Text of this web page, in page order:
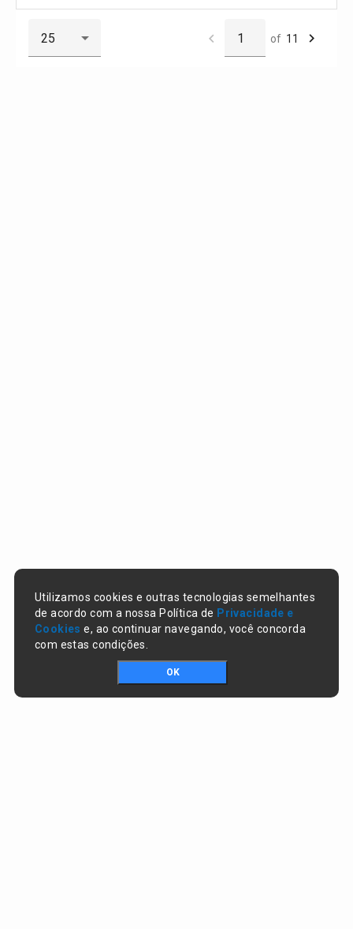
of 11
Utilizamos cookies e outras tecnologias semelhantes
de acordo com a nossa Política de Privacidade e
Cookies e, ao continuar navegando, você concorda
com estas condições.
OK